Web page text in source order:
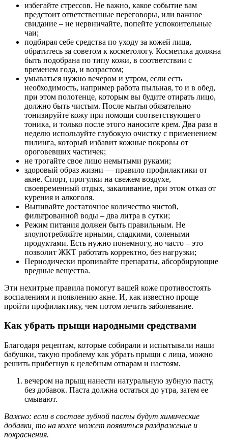
избегайте стрессов. Не важно, какое событие вам
предстоит ответственные переговоры, или важное
свидание – не нервничайте, попейте успокоительные
чаи;
подбирая себе средства по уходу за кожей лица,
обратитесь за советом к косметологу. Косметика должна
быть подобрана по типу кожи, в соответствии с
временем года, и возрастом;
умываться нужно вечером и утром, если есть
необходимость, например работа пыльная, то и в обед,
при этом полотенце, которым вы будите отирать лицо,
должно быть чистым. После мытья обязательно
тонизируйте кожу при помощи соответствующего
тоника, и только после этого наносите крем. Два раза в
неделю используйте глубокую очистку с применением
пилинга, который избавит кожные покровы от
ороговевших частичек;
не трогайте свое лицо немытыми руками;
здоровый образ жизни — правило профилактики от
акне. Спорт, прогулки на свежем воздухе,
своевременный отдых, закаливание, при этом отказ от
курения и алкоголя.
Выпивайте достаточное количество чистой,
фильтрованной воды – два литра в сутки;
Режим питания должен быть правильным. Не
злоупотребляйте ирными, сладкими, солеными
продуктами. Есть нужно понемногу, но часто – это
позволит ЖКТ работать корректно, без нагрузки;
Периодически пропивайте препараты, абсорбирующие
вредные вещества.
Эти нехитрые правила помогут вашей коже противостоять
воспалениям и появлению акне. И, как известно проще
пройти профилактику, чем потом лечить заболевание.
Как убрать прыщи народными средствами
Благодаря рецептам, которые собирали и испытывали наши
бабушки, такую проблему как убрать прыщи с лица, можно
решить прибегнув к целебным отварам и настоям.
вечером на прыщ нанести натуральную зубную пасту,
без добавок. Паста должна остаться до утра, затем ее
смывают.
Важно: если в составе зубной пасты будут химические
добавки, то на коже может появиться раздражение и
покраснения.